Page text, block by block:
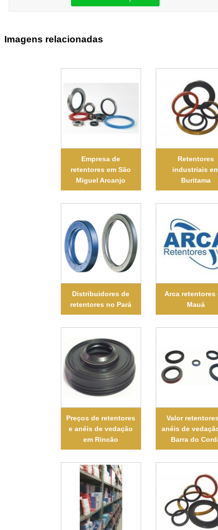
Imagens relacionadas
Empresa de
retentores em São
Miguel Arcanjo
Retentores
industriais
Buritama
Distribuidores de
retentores no Pará
Arca retentores
Mauá
Preços de retentores
e anéis de vedação
em Rincão
Valor
anéis de
Barra do